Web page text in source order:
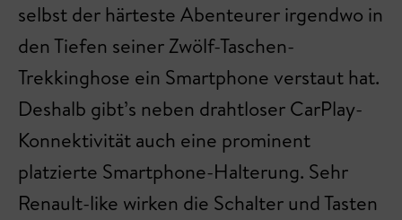
selbst der härteste Abenteurer irgendwo in
den Tiefen seiner Zwölf-Taschen-
Trekkinghose ein Smartphone verstaut hat.
Deshalb gibt’s neben drahtloser CarPlay-
Konnektivität auch eine prominent
platzierte Smartphone-Halterung. Sehr
Renault-like wirken die Schalter und Tasten